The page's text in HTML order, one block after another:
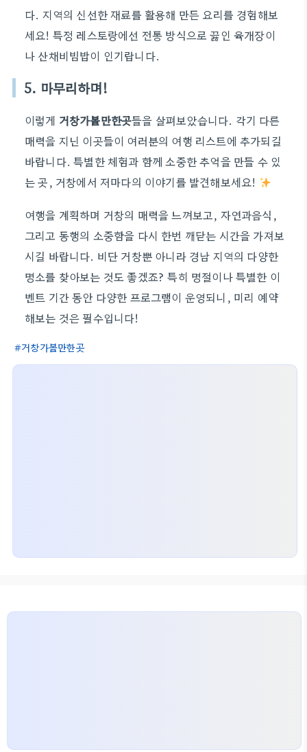
다. 지역의 신선한 재료를 활용해 만든 요리를 경험해보
세요! 특정 레스토랑에선 전통 방식으로 끓인 육개장이
나 산채비빔밥이 인기랍니다.
5. 마무리하며!
이렇게 거창가볼만한곳들을 살펴보았습니다. 각기 다른
매력을 지닌 이곳들이 여러분의 여행 리스트에 추가되길
바랍니다. 특별한 체험과 함께 소중한 추억을 만들 수 있
는 곳, 거창에서 저마다의 이야기를 발견해보세요!
여행을 계획하며 거창의 매력을 느껴보고, 자연과음식,
그리고 동행의 소중함을 다시 한번 깨닫는 시간을 가져보
시길 바랍니다. 비단 거창뿐 아니라 경남 지역의 다양한
명소를 찾아보는 것도 좋겠죠? 특히 명절이나 특별한 이
벤트 기간 동안 다양한 프로그램이 운영되니, 미리 예약
해보는 것은 필수입니다!
거창가볼만한곳